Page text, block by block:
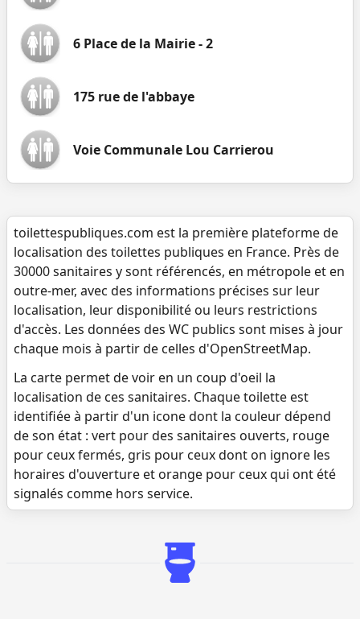
6 Place de la Mairie - 2
175 rue de l'abbaye
Voie Communale Lou Carrierou
toilettespubliques.com est la première plateforme de
localisation des toilettes publiques en France. Près de
30000 sanitaires y sont référencés, en métropole et en
outre-mer, avec des informations précises sur leur
localisation, leur disponibilité ou leurs restrictions
d'accès. Les données des WC publics sont mises à jour
chaque mois à partir de celles d'OpenStreetMap.
La carte permet de voir en un coup d'oeil la
localisation de ces sanitaires. Chaque toilette est
identifiée à partir d'un icone dont la couleur dépend
de son état : vert pour des sanitaires ouverts, rouge
pour ceux fermés, gris pour ceux dont on ignore les
horaires d'ouverture et orange pour ceux qui ont été
signalés comme hors service.